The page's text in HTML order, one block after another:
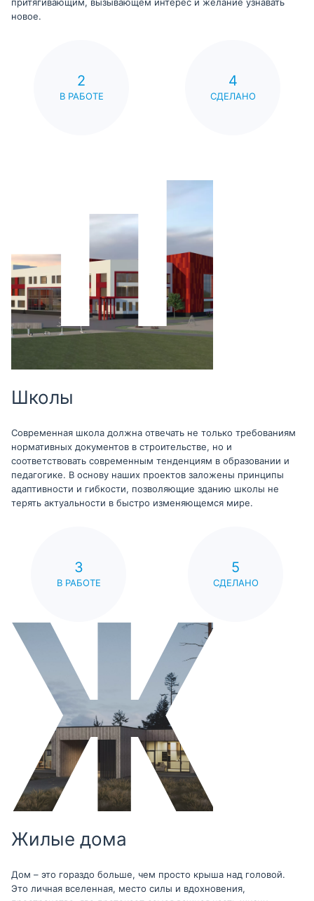
притягивающим, вызывающем интерес и желание узнавать
новое.
2
В РАБОТЕ
4
СДЕЛАНО
Школы
Современная школа должна отвечать не только требованиям
нормативных документов в строительстве, но и
соответствовать современным тенденциям в образовании и
педагогике. В основу наших проектов заложены принципы
адаптивности и гибкости, позволяющие зданию школы не
терять актуальности в быстро изменяющемся мире.
3
В РАБОТЕ
5
СДЕЛАНО
Жилые дома
Дом – это гораздо больше, чем просто крыша над головой.
Это личная вселенная, место силы и вдохновения,